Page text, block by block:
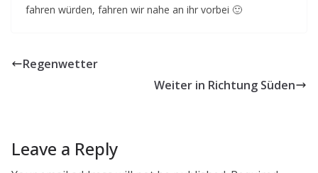
fahren würden, fahren wir nahe an ihr vorbei 🙂
Regenwetter
Weiter in Richtung Süden
Leave a Reply